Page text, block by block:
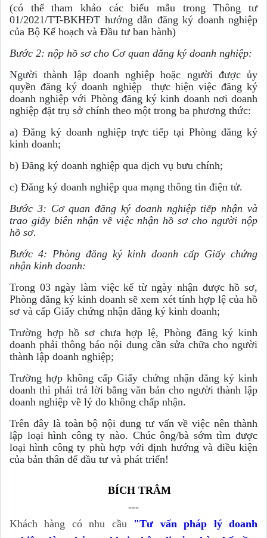
(có thể tham khảo các biểu mẫu trong Thông tư
01/2021/TT-BKHĐT hướng dẫn đăng ký doanh nghiệp
của Bộ Kế hoạch và Đầu tư ban hành)
Bước 2: nộp hồ sơ cho Cơ quan đăng ký doanh nghiệp:
Người thành lập doanh nghiệp hoặc người được ủy
quyền đăng ký doanh nghiệp thực hiện việc đăng ký
doanh nghiệp với Phòng đăng ký kinh doanh nơi doanh
nghiệp đặt trụ sở chính theo một trong ba phương thức:
a) Đăng ký doanh nghiệp trực tiếp tại Phòng đăng ký
kinh doanh;
b) Đăng ký doanh nghiệp qua dịch vụ bưu chính;
c) Đăng ký doanh nghiệp qua mạng thông tin điện tử.
Bước 3: Cơ quan đăng ký doanh nghiệp tiếp nhận và
trao giấy biên nhận về việc nhận hồ sơ cho người nộp
hồ sơ.
Bước 4: Phòng đăng ký kinh doanh cấp Giấy chứng
nhận kinh doanh:
Trong 03 ngày làm việc kể từ ngày nhận được hồ sơ,
Phòng đăng ký kinh doanh sẽ xem xét tính hợp lệ của hồ
sơ và cấp Giấy chứng nhận đăng ký kinh doanh;
Trường hợp hồ sơ chưa hợp lệ, Phòng đăng ký kinh
doanh phải thông báo nội dung cần sửa chữa cho người
thành lập doanh nghiệp;
Trường hợp không cấp Giấy chứng nhận đăng ký kinh
doanh thì phải trả lời bằng văn bản cho người thành lập
doanh nghiệp về lý do không chấp nhận.
Trên đây là toàn bộ nội dung tư vấn về việc nên thành
lập loại hình công ty nào. Chúc ông/bà sớm tìm được
loại hình công ty phù hợp với định hướng và điều kiện
của bản thân để đầu tư và phát triển!
BÍCH TRÂM
---
Khách hàng có nhu cầu "Tư vấn pháp lý doanh